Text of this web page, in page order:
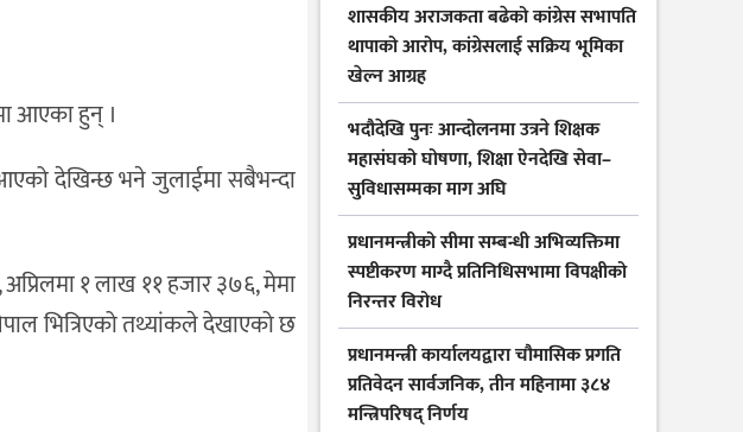
आएका हुन् ।
देखिन्छ भने जुलाईमा सबैभन्दा
१ लाख ११ हजार ३७६, मेमा
भित्रिएको तथ्यांकले देखाएको छ
शासकीय अराजकता बढेको कांग्रेस सभापति
थापाको आरोप, कांग्रेसलाई सक्रिय भूमिका
खेल्न आग्रह
भदौदेखि पुनः आन्दोलनमा उत्रने शिक्षक
महासंघको घोषणा, शिक्षा ऐनदेखि सेवा–
सुविधासम्मका माग अघि
प्रधानमन्त्रीको सीमा सम्बन्धी अभिव्यक्तिमा
स्पष्टीकरण माग्दै प्रतिनिधिसभामा विपक्षीको
निरन्तर विरोध
प्रधानमन्त्री कार्यालयद्वारा चौमासिक प्रगति
प्रतिवेदन सार्वजनिक, तीन महिनामा ३८४
मन्त्रिपरिषद् निर्णय